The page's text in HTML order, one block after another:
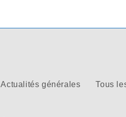
Actualités générales Tous